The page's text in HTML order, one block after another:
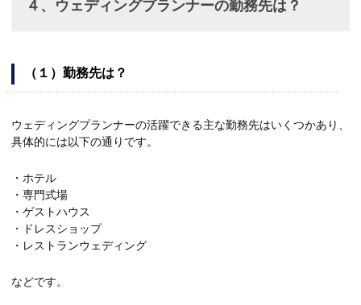
４、ウェディングプランナーの勤務先は？
（１）勤務先は？
ウェディングプランナーの活躍できる主な勤務先はいくつかあり、
具体的には以下の通りです。
・ホテル
・専門式場
・ゲストハウス
・ドレスショップ
・レストランウェディング
などです。